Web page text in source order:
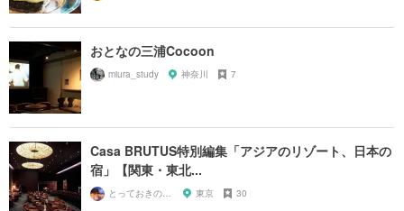
おとなの三浦Cocoon
miura_study 神奈川 7
Casa BRUTUS特別編集「アジアのリゾート、日本の
宿」【関東・東北...
とっておきの宿探し 東京 30